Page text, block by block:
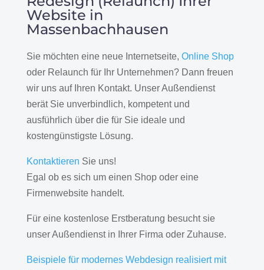
Website in
Massenbachhausen
Sie möchten eine neue Internetseite, Online Shop
oder Relaunch für Ihr Unternehmen? Dann freuen
wir uns auf Ihren Kontakt. Unser Außendienst
berät Sie unverbindlich, kompetent und
ausführlich über die für Sie ideale und
kostengünstigste Lösung.
Kontaktieren Sie uns!
Egal ob es sich um einen Shop oder eine
Firmenwebsite handelt.
Für eine kostenlose Erstberatung besucht sie
unser Außendienst in Ihrer Firma oder Zuhause.
Beispiele für modernes Webdesign realisiert mit